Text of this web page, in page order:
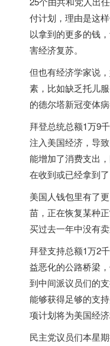
付计划，理由是这
以拿到的更多的钱
害经济复苏。
但也有经济学家说
素，比如缺乏托儿
的德尔塔新冠变体病
拜登总统总额1万9
注入美国经济，导致
能增加了消费支出
在收到或已经拿到
美国人钱包里有了
苗，正在恢复某种
买过去一年中没有卖
拜登支持总额1万2
益恶化的公路桥梁
到中间派议员们的
能够获得足够的支
项计划将为美国经
民主党议员们本星